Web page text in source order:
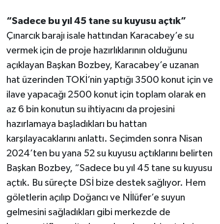
“Sadece bu yıl 45 tane su kuyusu açtık”
Çınarcık barajı isale hattından Karacabey’e su
vermek için de proje hazırlıklarının olduğunu
açıklayan Başkan Bozbey, Karacabey’e uzanan
hat üzerinden TOKİ’nin yaptığı 3500 konut için ve
ilave yapacağı 2500 konut için toplam olarak en
az 6 bin konutun su ihtiyacını da projesini
hazırlamaya başladıkları bu hattan
karşılayacaklarını anlattı. Seçimden sonra Nisan
2024’ten bu yana 52 su kuyusu açtıklarını belirten
Başkan Bozbey, “Sadece bu yıl 45 tane su kuyusu
açtık. Bu süreçte DSİ bize destek sağlıyor. Hem
göletlerin açılıp Doğancı ve Nİlüfer’e suyun
gelmesini sağladıkları gibi merkezde de